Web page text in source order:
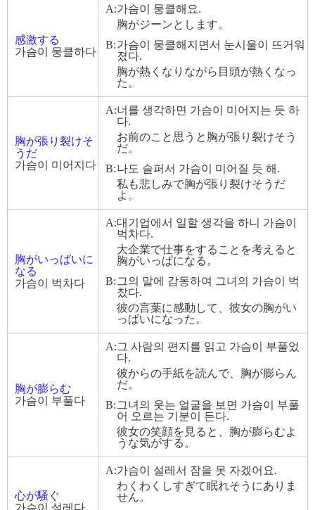
感激する
가슴이 뭉클하다
A:가슴이 뭉클해요.
胸がジーンとします。
B:가슴이 뭉클해지면서 눈시울이 뜨거워
졌다.
胸が熱くなりながら目頭が熱くなっ
た。
胸が張り裂けそ
うだ
가슴이 미어지다
A:너를 생각하면 가슴이 미어지는 듯 하
다.
お前のこと思うと胸が張り裂けそう
だ。
B:나도 슬퍼서 가슴이 미어질 듯 해.
私も悲しみで胸が張り裂けそうだ
よ。
胸がいっぱいに
なる
가슴이 벅차다
A:대기업에서 일할 생각을 하니 가슴이
벅차다.
大企業で仕事をすることを考えると
胸がいっぱになる。
B: 그의 말에 감동하여 그녀의 가슴이 벅
찼다.
彼の言葉に感動して、彼女の胸がい
っぱいになった。
胸が膨らむ
가슴이 부풀다
A:그 사람의 편지를 읽고 가슴이 부풀었
다.
彼からの手紙を読んで、胸が膨らん
だ。
B: 그녀의 웃는 얼굴을 보면 가슴이 부풀
어 오르는 기분이 든다.
彼女の笑顔を見ると、胸が膨らむよ
うな気がする。
心が騒ぐ
가슴이 설레다
A:가슴이 설레서 잠을 못 자겠어요.
わくわくしすぎて眠れそうにありま
せん。